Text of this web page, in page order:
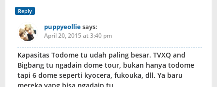
Reply
puppyeolliesays:
April 20, 2015 at 3:40 pm
Kapasitas Todome tu udah paling besar. TVXQ and
Bigbang tu ngadain dome tour, bukan hanya todome
tapi 6 dome seperti kyocera, fukouka, dll. Ya baru